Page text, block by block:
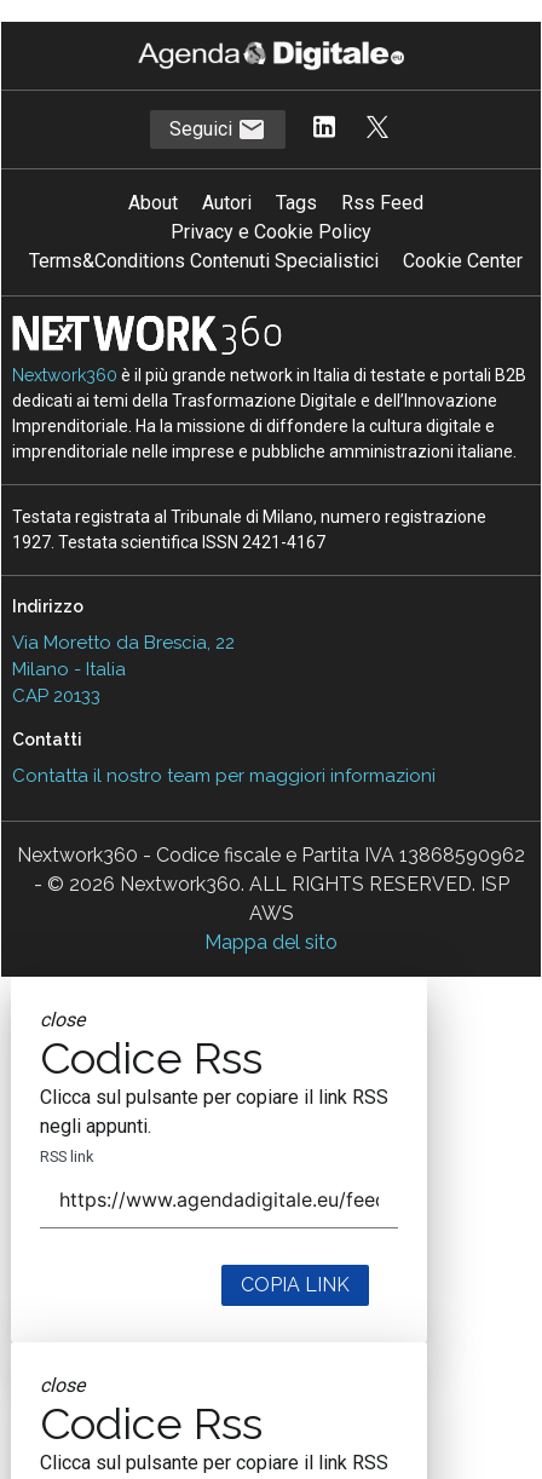
Seguici
About Autori Tags
Rss Feed
Privacy e Cookie Policy
Terms&Conditions Contenuti Specialistici
Cookie Center
Nextwork360 è il più grande network in Italia di testate e portali B2B
dedicati ai temi della Trasformazione Digitale e dell’Innovazione
Imprenditoriale. Ha la missione di diffondere la cultura digitale e
imprenditoriale nelle imprese e pubbliche amministrazioni italiane.
Testata registrata al Tribunale di Milano, numero registrazione
1927. Testata scientifica ISSN 2421-4167
Indirizzo
Via Moretto da Brescia, 22
Milano - Italia
CAP 20133
Contatti
Contatta il nostro team per maggiori informazioni
Nextwork360 - Codice fiscale e Partita IVA 13868590962
- © 2026 Nextwork360. ALL RIGHTS RESERVED. ISP
AWS
Mappa del sito
close
Codice Rss
Clicca sul pulsante per copiare il link RSS
negli appunti.
RSS link
COPIA LINK
close
Codice Rss
Clicca sul pulsante per copiare il link RSS